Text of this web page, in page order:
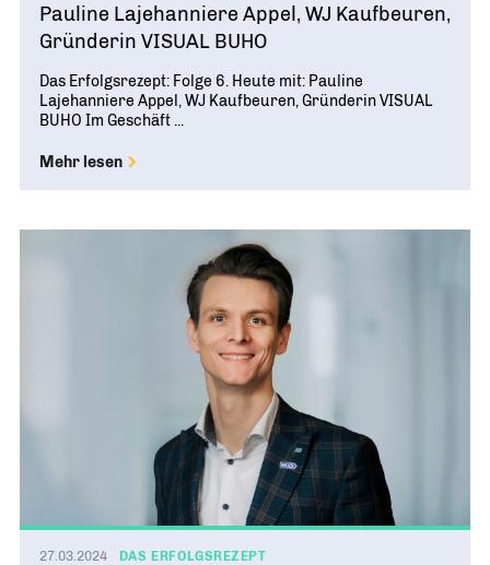
Pauline Lajehanniere Appel, WJ Kaufbeuren,
Gründerin VISUAL BUHO
Das Erfolgsrezept: Folge 6. Heute mit: Pauline
Lajehanniere Appel, WJ Kaufbeuren, Gründerin VISUAL
BUHO Im Geschäft ...
Mehr lesen
27.03.2024 DAS ERFOLGSREZEPT